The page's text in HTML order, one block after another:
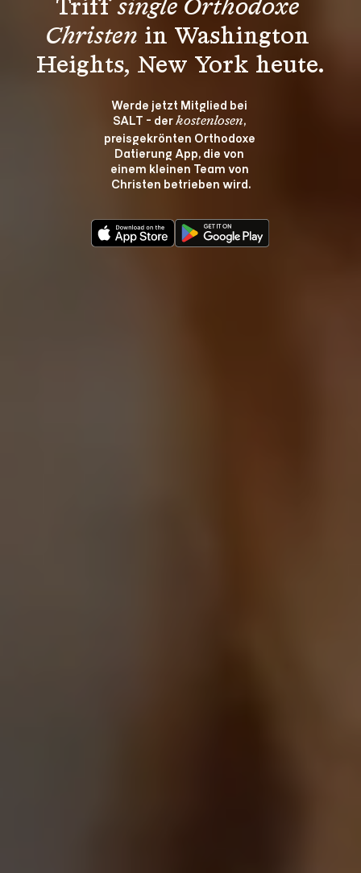
Triff single Orthodoxe
Christen in Washington
Heights, New York heute.
Werde jetzt Mitglied bei
SALT - der kostenlosen,
preisgekrönten Orthodoxe
Datierung App, die von
einem kleinen Team von
Christen betrieben wird.